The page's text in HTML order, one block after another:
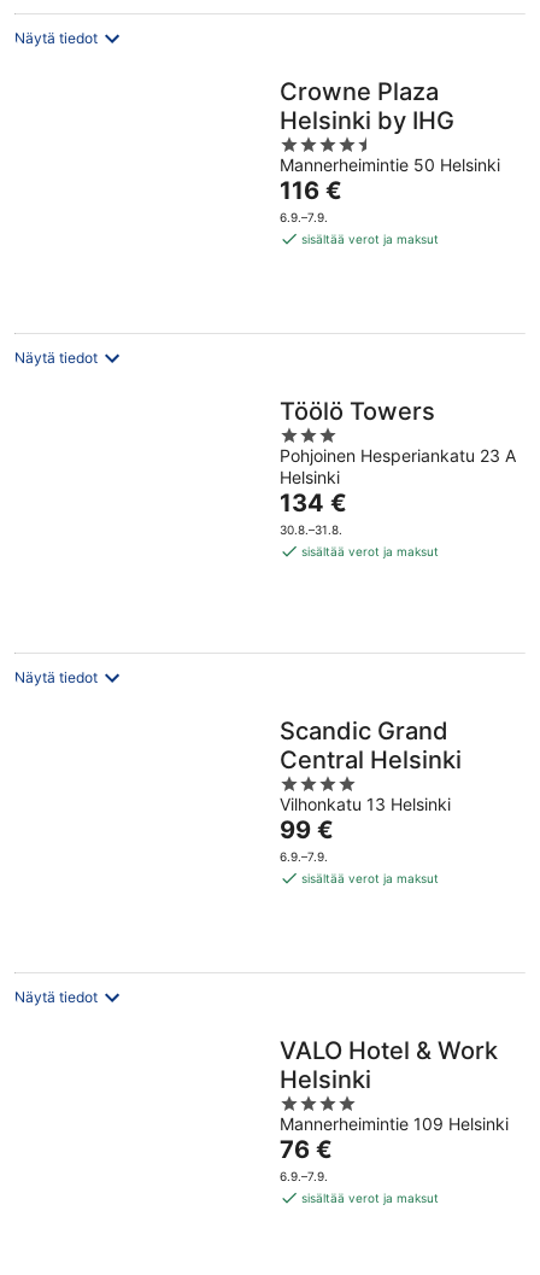
Näytä tiedot
Crowne Plaza
Helsinki by IHG
4.5
out
of
5
Mannerheimintie 50 Helsinki
Hinta
on
116 €
116 €
6.9.–7.9.
sisältää verot ja maksut
Näytä tiedot
Töölö Towers
3
out
of
5
Pohjoinen Hesperiankatu 23 A
Helsinki
Hinta
on
134 €
134 €
30.8.–31.8.
sisältää verot ja maksut
Näytä tiedot
Scandic Grand
Central Helsinki
4
out
of
5
Vilhonkatu 13 Helsinki
Hinta
on
99 €
99 €
6.9.–7.9.
sisältää verot ja maksut
Näytä tiedot
VALO Hotel & Work
Helsinki
4
out
of
5
Mannerheimintie 109 Helsinki
Hinta
on
76 €
76 €
6.9.–7.9.
sisältää verot ja maksut